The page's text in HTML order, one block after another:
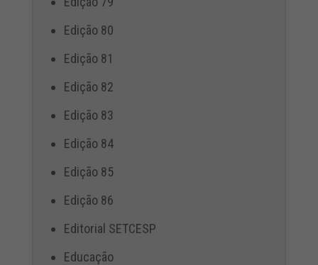
Edição 80
Edição 81
Edição 82
Edição 83
Edição 84
Edição 85
Edição 86
Editorial SETCESP
Educação